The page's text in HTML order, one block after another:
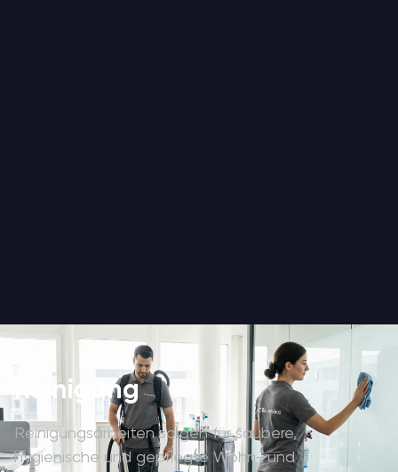
Reinigung
Reinigungsarbeiten sorgen für saubere,
hygienische und gepflegte Wohn- und